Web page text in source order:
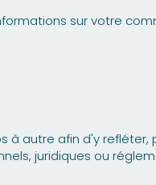
sur votre
à autre afin d'y refléter,
juridiques ou